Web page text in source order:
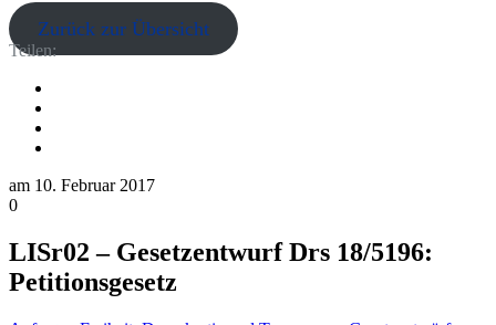
Zurück zur Übersicht
Teilen:
am 10. Februar 2017
0
LISr02 – Gesetzentwurf Drs 18/5196:
Petitionsgesetz